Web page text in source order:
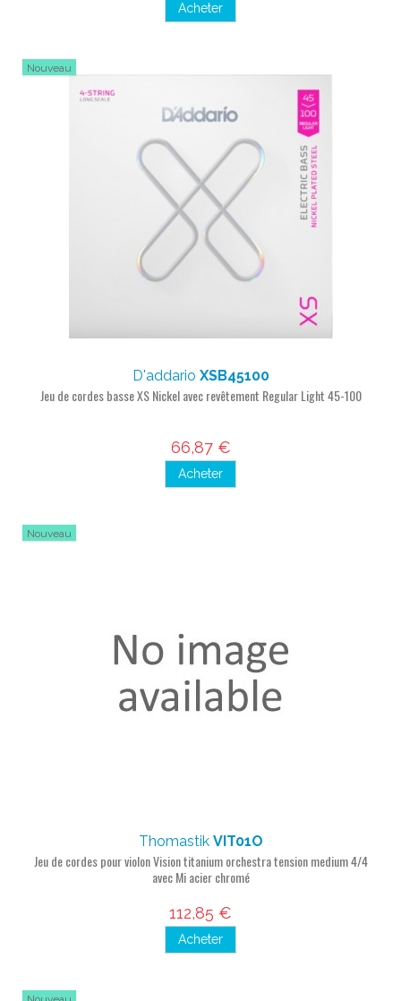
Acheter
Nouveau
D'addario XSB45100
Jeu de cordes basse XS Nickel avec revêtement Regular Light 45-100
66,87 €
Acheter
Nouveau
Thomastik VIT01O
Jeu de cordes pour violon Vision titanium orchestra tension medium 4/4
avec Mi acier chromé
112,85 €
Acheter